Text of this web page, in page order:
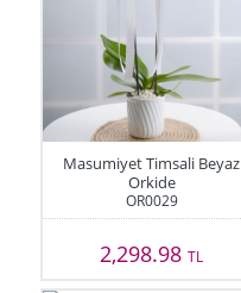
Masumiyet Timsali Beyaz
Orkide
OR0029
2,298.98TL